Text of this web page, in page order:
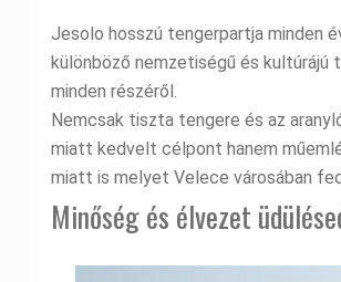
Jesolo hosszú tengerpartja minden
különböző nemzetiségű és kultúrájú
minden részéről.
Nemcsak tiszta tengere és az
miatt kedvelt célpont hanem
miatt is melyet Velece városában
Minőség és élvezet